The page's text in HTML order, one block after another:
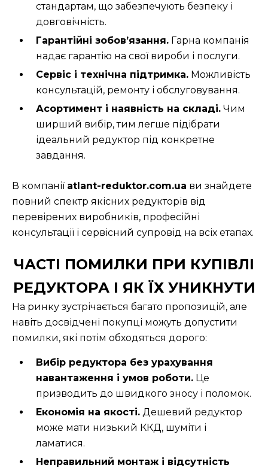
стандартам, що забезпечують безпеку і
довговічність.
Гарантійні зобов’язання. Гарна компанія
надає гарантію на свої вироби і послуги.
Сервіс і технічна підтримка. Можливість
консультацій, ремонту і обслуговування.
Асортимент і наявність на складі. Чим
ширший вибір, тим легше підібрати
ідеальний редуктор під конкретне
завдання.
В компанії atlant-reduktor.com.ua ви знайдете
повний спектр якісних редукторів від
перевірених виробників, професійні
консультації і сервісний супровід на всіх етапах.
ЧАСТІ ПОМИЛКИ ПРИ КУПІВЛІ
РЕДУКТОРА І ЯК ЇХ УНИКНУТИ
На ринку зустрічається багато пропозицій, але
навіть досвідчені покупці можуть допустити
помилки, які потім обходяться дорого:
Вибір редуктора без урахування
навантаження і умов роботи. Це
призводить до швидкого зносу і поломок.
Економія на якості. Дешевий редуктор
може мати низький ККД, шуміти і
ламатися.
Неправильний монтаж і відсутність